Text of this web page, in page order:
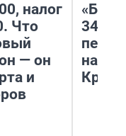
налог
Что
— он
и
«Был
349
на
Крым